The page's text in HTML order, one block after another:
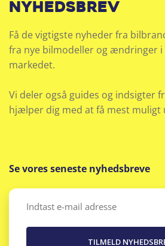
nyhedsbrev
Få de vigtigste nyheder fra
fra nye bilmodeller og ændringer
markedet.
Vi deler også guides og indsigter
hjælper dig med at få mest muligt
Se vores seneste nyhedsbreve
Email